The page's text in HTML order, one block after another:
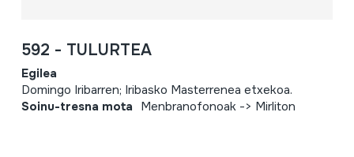
592 - TULURTEA
Egilea
Domingo Iribarren; Iribasko Masterrenea etxekoa.
Soinu-tresna mota Menbranofonoak -> Mirliton